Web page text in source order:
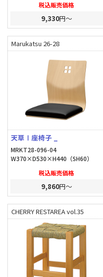
税込販売価格
9,330円～
Marukatsu 26-28
天草Ⅰ座椅子 _
MRKT28-096-04
W370×D530×H440（SH60）
税込販売価格
9,860円～
CHERRY RESTAREA vol.35